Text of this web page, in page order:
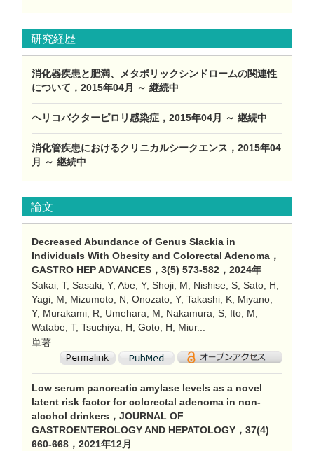
研究経歴
消化器疾患と肥満、メタボリックシンドロームの関連性
について，2015年04月 ～ 継続中
ヘリコバクターピロリ感染症，2015年04月 ～ 継続中
消化管疾患におけるクリニカルシークエンス，2015年04
月 ～ 継続中
論文
Decreased Abundance of Genus Slackia in
Individuals With Obesity and Colorectal Adenoma，
GASTRO HEP ADVANCES，3(5) 573-582，2024年
Sakai, T; Sasaki, Y; Abe, Y; Shoji, M; Nishise, S; Sato, H;
Yagi, M; Mizumoto, N; Onozato, Y; Takashi, K; Miyano,
Y; Murakami, R; Umehara, M; Nakamura, S; Ito, M;
Watabe, T; Tsuchiya, H; Goto, H; Miur...
単著
Low serum pancreatic amylase levels as a novel
latent risk factor for colorectal adenoma in non-
alcohol drinkers，JOURNAL OF
GASTROENTEROLOGY AND HEPATOLOGY，37(4)
660-668，2021年12月